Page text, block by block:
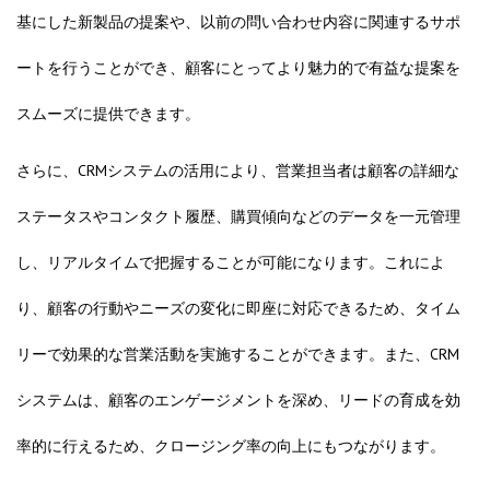
基にした新製品の提案や、以前の問い合わせ内容に関連するサポ
ートを行うことができ、顧客にとってより魅力的で有益な提案を
スムーズに提供できます。
さらに、CRMシステムの活用により、営業担当者は顧客の詳細な
ステータスやコンタクト履歴、購買傾向などのデータを一元管理
し、リアルタイムで把握することが可能になります。これによ
り、顧客の行動やニーズの変化に即座に対応できるため、タイム
リーで効果的な営業活動を実施することができます。また、CRM
システムは、顧客のエンゲージメントを深め、リードの育成を効
率的に行えるため、クロージング率の向上にもつながります。